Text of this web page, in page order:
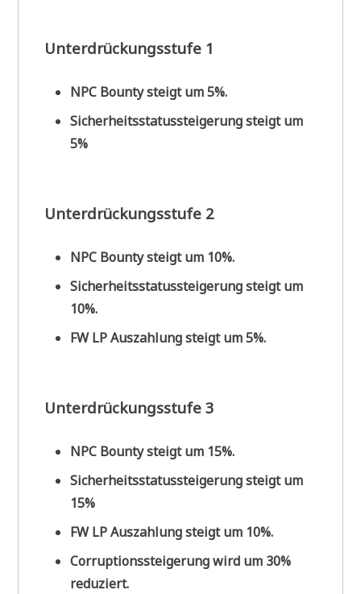
Unterdrückungsstufe 1
NPC Bounty steigt um 5%.
Sicherheitsstatussteigerung steigt um
5%
Unterdrückungsstufe 2
NPC Bounty steigt um 10%.
Sicherheitsstatussteigerung steigt um
10%.
FW LP Auszahlung steigt um 5%.
Unterdrückungsstufe 3
NPC Bounty steigt um 15%.
Sicherheitsstatussteigerung steigt um
15%
FW LP Auszahlung steigt um 10%.
Corruptionssteigerung wird um 30%
reduziert.